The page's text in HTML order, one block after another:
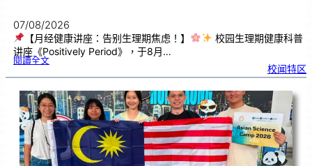
07/08/2026
【月经健康讲座：告别生理期焦虑！】
校园生理期健康科普
讲座《Positively Period》，于8月…
閱讀全文:月
健
康
座
告
别
生
理
期
焦
虑
！
校闻特区